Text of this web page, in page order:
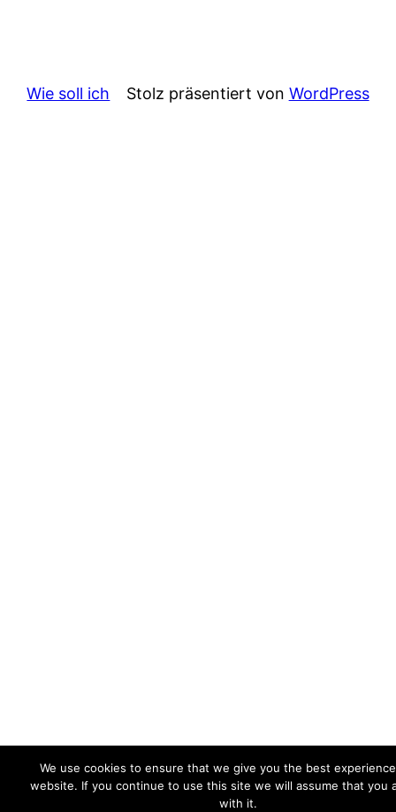
Wie soll ich Stolz präsentiert von WordPress
We use cookies to ensure that we give you the best
website. If you continue to use this site we will assume that you
with it.